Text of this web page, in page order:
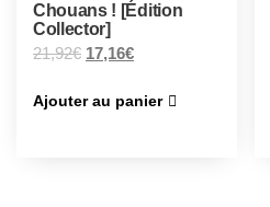
Chouans ! [Édition
Collector]
21,92€ 17,16€
Ajouter au panier